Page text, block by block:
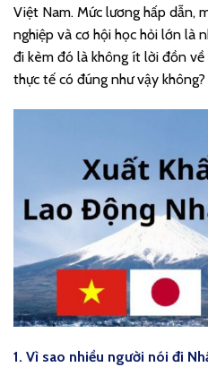
Việt Nam. Mức lương hấp dẫn,
nghiệp và cơ hội học hỏi lớn là
đi kèm đó là không ít lời đồn về
thực tế có đúng như vậy không?
1. Vì sao nhiều người nói đi